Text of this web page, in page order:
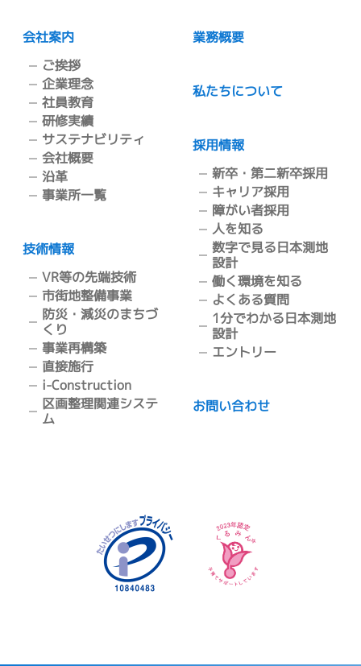
会社案内
ご挨拶
企業理念
社員教育
研修実績
サステナビリティ
会社概要
沿革
事業所一覧
技術情報
VR等の先端技術
市街地整備事業
防災・減災のまちづ
くり
事業再構築
直接施行
i-Construction
区画整理関連システ
ム
業務概要
私たちについて
採用情報
新卒・第二新卒採用
キャリア採用
障がい者採用
人を知る
数字で見る日本測地
設計
働く環境を知る
よくある質問
1分でわかる日本測地
設計
エントリー
お問い合わせ